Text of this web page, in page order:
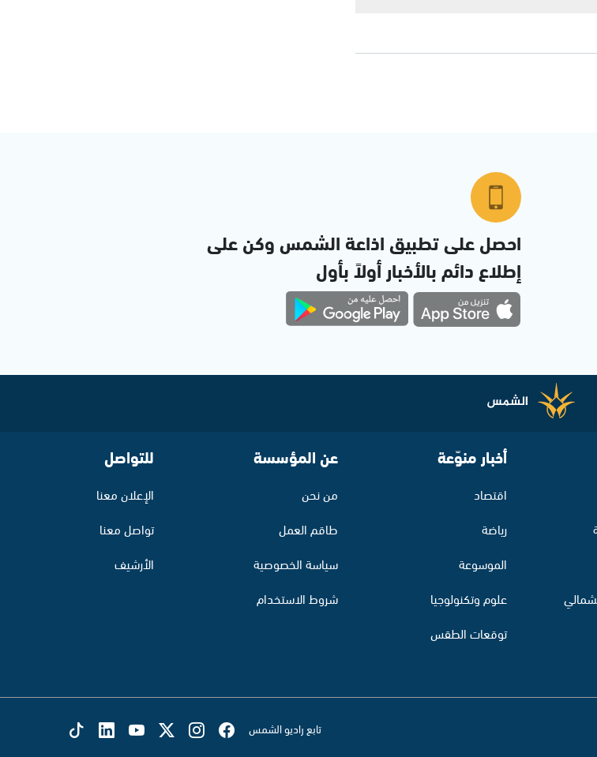
احصل على تطبيق اذاعة الشمس وكن على
إطلاع دائم بالأخبار أولاً بأول
أخبار منوّعة
اقتصاد
رياضة
الموسوعة
علوم وتكنولوجيا
توقعات الطقس
عن المؤسسة
من نحن
طاقم العمل
سياسة الخصوصية
شروط الاستخدام
للتواصل
الإعلان معنا
تواصل معنا
الأرشيف
تابع راديو الشمس